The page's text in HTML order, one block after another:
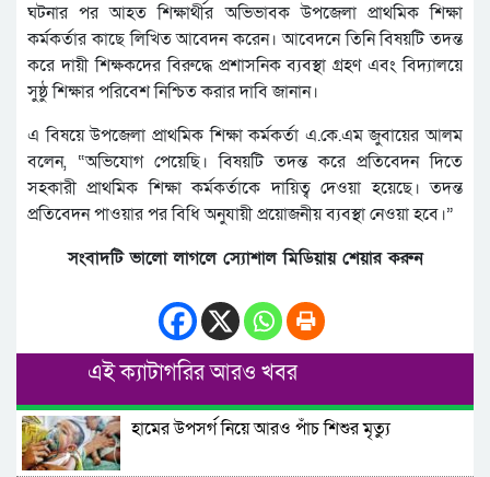
ঘটনার পর আহত শিক্ষার্থীর অভিভাবক উপজেলা প্রাথমিক শিক্ষা
কর্মকর্তার কাছে লিখিত আবেদন করেন। আবেদনে তিনি বিষয়টি তদন্ত
করে দায়ী শিক্ষকদের বিরুদ্ধে প্রশাসনিক ব্যবস্থা গ্রহণ এবং বিদ্যালয়ে
সুষ্ঠু শিক্ষার পরিবেশ নিশ্চিত করার দাবি জানান।
এ বিষয়ে উপজেলা প্রাথমিক শিক্ষা কর্মকর্তা এ.কে.এম জুবায়ের আলম
বলেন, “অভিযোগ পেয়েছি। বিষয়টি তদন্ত করে প্রতিবেদন দিতে
সহকারী প্রাথমিক শিক্ষা কর্মকর্তাকে দায়িত্ব দেওয়া হয়েছে। তদন্ত
প্রতিবেদন পাওয়ার পর বিধি অনুযায়ী প্রয়োজনীয় ব্যবস্থা নেওয়া হবে।”
সংবাদটি ভালো লাগলে স্যোশাল মিডিয়ায় শেয়ার করুন
এই ক্যাটাগরির আরও খবর
হামের উপসর্গ নিয়ে আরও পাঁচ শিশুর মৃত্যু